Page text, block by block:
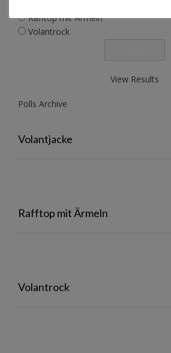
Rafftop mit Ärmeln
Volantrock
View Results
Polls Archive
Volantjacke
Rafftop mit Ärmeln
Volantrock